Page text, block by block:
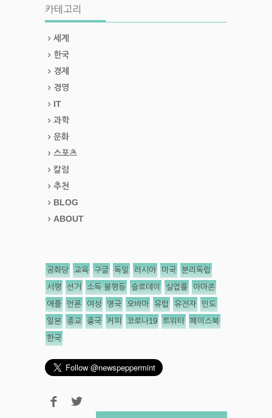
카테고리
세계
한국
경제
경영
IT
과학
문화
스포츠
칼럼
추천
BLOG
ABOUT
공화당 교육 구글 독일 러시아 미국 분리독립
서평 선거 소득 불평등 슬로데이 실업률 아마존
애플 언론 여성 영국 오바마 유럽 유전자 인도
일본 종교 중국 커피 코로나19 트위터 페이스북
한국